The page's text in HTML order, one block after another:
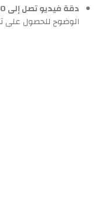
دقة فيديو تصل إلى 1080 بكسل:
الوضوح للحصول على